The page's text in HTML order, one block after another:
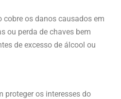
cobre os danos causados em
ou perda de chaves bem
de excesso de álcool ou
proteger os interesses do